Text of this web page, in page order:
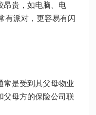
昂贵，如电脑、电
有派对，更容易有闪
常是受到其父母物业
父母方的保险公司联